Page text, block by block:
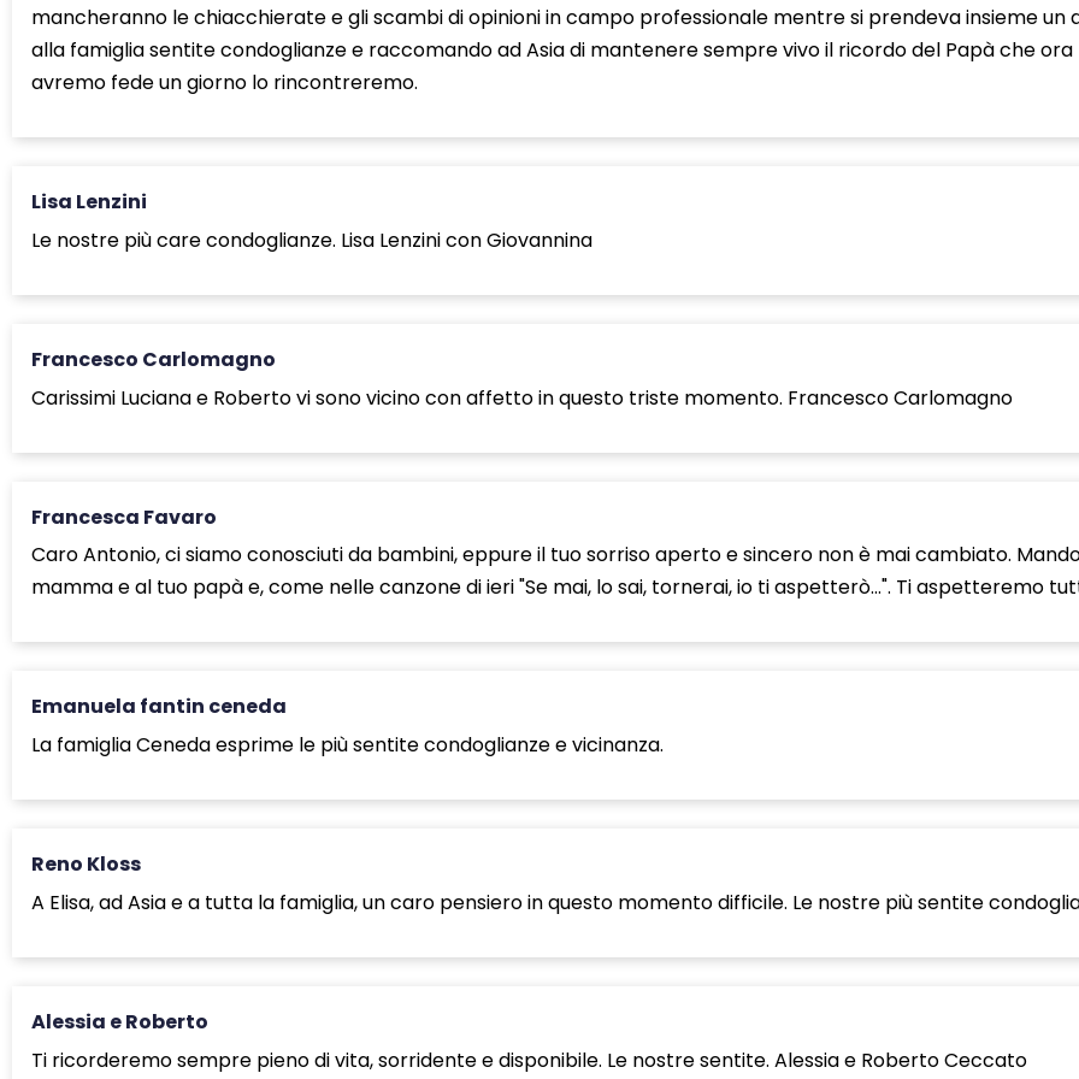
mancheranno le chiacchierate e gli scambi di opinioni in campo professionale mentre si prendeva insieme un
alla famiglia sentite condoglianze e raccomando ad Asia di mantenere sempre vivo il ricordo del Papà che
avremo fede un giorno lo rincontreremo.
Lisa Lenzini
Le nostre più care condoglianze. Lisa Lenzini con Giovannina
Francesco Carlomagno
Carissimi Luciana e Roberto vi sono vicino con affetto in questo triste momento. Francesco Carlomagno
Francesca Favaro
Caro Antonio, ci siamo conosciuti da bambini, eppure il tuo sorriso aperto e sincero non è mai cambiato.
mamma e al tuo papà e, come nelle canzone di ieri "Se mai, lo sai, tornerai, io ti aspetterò...". Ti aspetteremo
Emanuela fantin ceneda
La famiglia Ceneda esprime le più sentite condoglianze e vicinanza.
Reno Kloss
A Elisa, ad Asia e a tutta la famiglia, un caro pensiero in questo momento difficile. Le nostre più sentite
Alessia e Roberto
Ti ricorderemo sempre pieno di vita, sorridente e disponibile. Le nostre sentite. Alessia e Roberto Ceccato